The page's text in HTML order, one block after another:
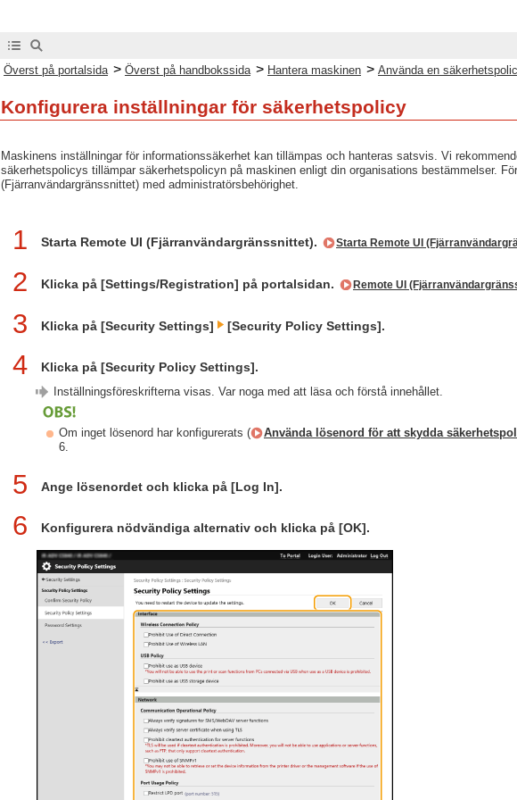
Överst på portalsida > Överst på handbokssida > Hantera maskinen > Använda en
Konfigurera inställningar för säkerhetspolicy
Maskinens inställningar för informationssäkerhet kan tillämpas och hanteras satsvis. Vi
säkerhetspolicys tillämpar säkerhetspolicyn på maskinen enligt din organisations bestämmelser.
(Fjärranvändargränssnittet) med administratörsbehörighet.
1 Starta Remote UI (Fjärranvändargränssnittet). Starta Remote UI
2 Klicka på [Settings/Registration] på portalsidan. Remote UI
3 Klicka på [Security Settings] [Security Policy Settings].
4 Klicka på [Security Policy Settings].
Inställningsföreskrifterna visas. Var noga med att läsa och förstå innehållet.
Om inget lösenord har konfigurerats ( Använda lösenord för att skydda
6.
5 Ange lösenordet och klicka på [Log In].
6 Konfigurera nödvändiga alternativ och klicka på [OK].